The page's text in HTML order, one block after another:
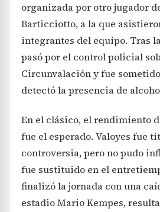
organizada por otro jugador
Barticciotto, a la que
integrantes del equipo. Tras
pasó por el control policial
Circunvalación y fue
detectó la presencia de
En el clásico, el rendimiento
fue el esperado. Valoyes fue
controversia, pero no pudo
fue sustituido en el
finalizó la jornada con una
estadio Mario Kempes,